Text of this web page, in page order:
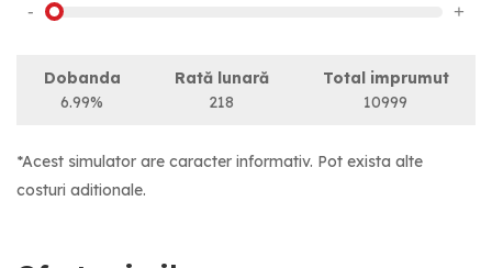
- +
Dobanda
6.99%
Rată lunară
218
Total imprumut
10999
*Acest simulator are caracter informativ. Pot exista alte
costuri aditionale.